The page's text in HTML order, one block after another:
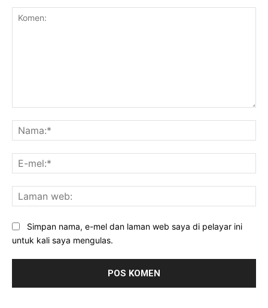
Simpan nama, e-mel dan laman web saya di pelayar ini
untuk kali saya mengulas.